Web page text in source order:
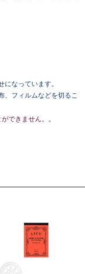
になっています。
、フィルムなどを切るこ
できません。
。